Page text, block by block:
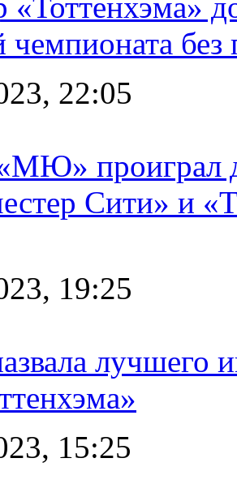
чемпионата
22:05
проиграл
Сити» и
19:25
лучшего
15:25